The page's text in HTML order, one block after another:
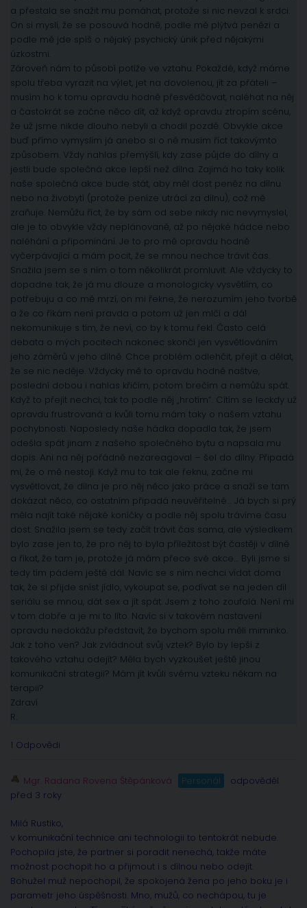
a přestala se snažit mu pomáhat, protože si nic nevzal k srdci.
On si myslí, že se posouvá hodně, podle mě plýtvá penězi a
podle mě jde spíš o nějaký psychický únik před nějakými
úzkostmi.
Zároveň nám to působí potíže ve vztahu. Pokaždé, když máme
spolu třeba vyrazit na výlet, jet na dovolenou, jít za přáteli –
musím ho k tomu opravdu hodně přesvědčovat, naléhat na něj
a častokrát se začne něco dít, až když opravdu ztropím scénu,
že už jsme nikde dlouho nebyli a chodil pozdě. Obvykle akce
buď přímo vymyslím já anebo si o ně musím říct takovýmto
způsobem. Vždy nahlas přemýšlí, kdy zase půjde do dílny a
jestli bude společná akce lepší než dílna. Zajímá ho taky kolik
naše společná akce bude stát, aby měl dost peněz na dílnu
nebo na živobytí (protože peníze utrácí za dílnu), což mě
zraňuje. Nemůžu říct, že by sám od sebe nikdy nic nevymyslel,
ale je to obvykle vždy neplánovaně, až po nějaké hádce nebo
naléhání a připomínání. Je to pro mě opravdu hodně
vyčerpávající a mám pocit, že se mnou nechce trávit čas.
Snažila jsem se s ním o tom několikrát promluvit. Ale vždycky to
dopadne tak, že já mu dlouze a monologicky vysvětlím, co
potřebuju a co mě mrzí, on mi řekne, že nerozumím jeho tvorbě
a že co říkám není pravda a potom už jen mlčí a dál
nekomunikuje s tím, že neví, co by k tomu řekl. Často celá
debata o mých pocitech nakonec skončí jen vysvětlováním
jeho záměrů v jeho dílně. Chce problém odlehčit, přejít a dělat,
že se nic neděje. Vždycky mě to opravdu hodně naštve,
poslední dobou i nahlas křičím, potom brečím a nemůžu spát.
Když to přejít nechci, tak to podle něj „hrotím“. Cítím se leckdy už
opravdu frustrovaná a kvůli tomu mám taky o našem vztahu
pochybnosti. Naposledy naše hádka dopadla tak, že jsem
odešla spát jinam z našeho společného bytu a napsala mu
dopis. Ani na něj pořádně nezareagoval – šel do dílny. Připadá
mi, že o mě nestojí. Když mu to tak ale řeknu, začne mi
vysvětlovat, že dílna je pro něj něco jako práce a snaží se tam
dokázat něco, co ostatním připadá neuvěřitelné… Já bych si prý
měla najít také nějaké koníčky a podle něj spolu trávíme času
dost. Snažila jsem se tedy začít trávit čas sama, ale výsledkem
bylo zase jen to, že pro něj to byla příležitost být častěji v dílně
a říkat, že tam je, protože já mám přece své akce… Byli jsme si
tedy tím pádem ještě dál. Navíc se s ním nechci vídat doma
tak, že si přijde sníst jídlo, vykoupat se, podívat se na jeden díl
seriálu se mnou, dát sex a jít spát. Jsem z toho zoufalá. Není mi
v tom dobře a je mi to líto. Navíc si v takovém nastavení
opravdu nedokážu představit, že bychom spolu měli miminko.
Jak z toho ven? Jak zvládnout svůj vztek? Bylo by lepší z
takového vztahu odejít? Měla bych vyzkoušet ještě jinou
komunikační strategii? Mám jít kvůli svému vzteku někam na
terapii?
Zdraví
R.
1 Odpovědi
Mgr. Radana Rovena Štěpánková Personál
odpověděl
před 3 roky
Milá Rustiko,
v komunikační technice ani technologii to tentokrát nebude.
Pochopila jste, že partner si poradit nenechá, takže máte
možnost pochopit ho a přijmout i s dílnou nebo odejít.
Bohužel muž nepochopil, že spokojená žena po jeho boku je i
parametr jeho úspěšnosti. Mno, mužů, co nechápou, tu je